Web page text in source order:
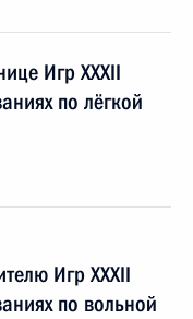
Игр XXXII
по лёгкой
Игр XXXII
по вольной